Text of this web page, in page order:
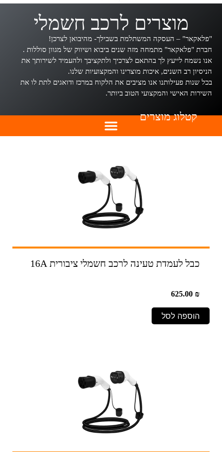
מוצרים לרכב חשמלי
"פלאקאר" – העסקה המשתלמת בשבילך- מהיבואן לצרכן!
חברת "פלאקאר" מתמחה מזה שנים ביבוא ושיווק של מגוון סוללות .
אנו נשמח לייעץ לך בהתאם לצרכיך ולתקציבך ולהעמיד לשירותך את
הניסיון רב השנים, איכות מוצרינו והמקצועיות שלנו.
בכל שנות פעילותנו אנו מציבים את הלקוח במרכז ודואגים לתת לו את
השירות האישי והמקצועי הטוב ביותר.
קטלוג מוצרים
כבל לעמדת טעינה לרכב חשמלי ציבורית 16A
625.00₪
הוספה לסל